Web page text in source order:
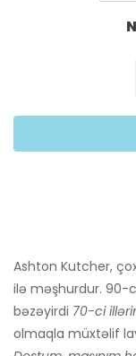
Ashton Kutcher,
ilə məşhurdur. 90-
bəzəyirdi 70-ci
olmaqla müxtəlif